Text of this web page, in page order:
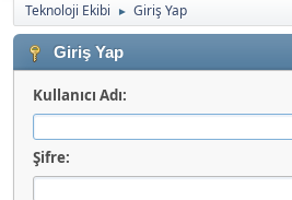
Teknoloji Ekibi ► Giriş Yap
Giriş Yap
Kullanıcı Adı:
Şifre: